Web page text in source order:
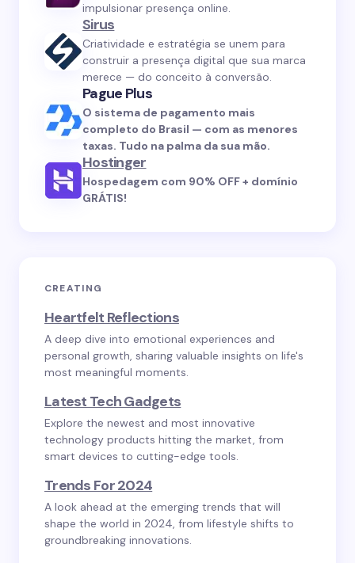
impulsionar presença online.
Sirus
Criatividade e estratégia se unem para
construir a presença digital que sua marca
merece — do conceito à conversão.
Pague Plus
O sistema de pagamento mais
completo do Brasil — com as menores
taxas. Tudo na palma da sua mão.
Hostinger
Hospedagem com 90% OFF + domínio
GRÁTIS!
CREATING
Heartfelt Reflections
A deep dive into emotional experiences and
personal growth, sharing valuable insights on life's
most meaningful moments.
Latest Tech Gadgets
Explore the newest and most innovative
technology products hitting the market, from
smart devices to cutting-edge tools.
Trends For 2024
A look ahead at the emerging trends that will
shape the world in 2024, from lifestyle shifts to
groundbreaking innovations.